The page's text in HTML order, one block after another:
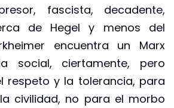
fascista, decadente,
de Hegel y menos del
encuentra un Marx
social, ciertamente, pero
respeto y la tolerancia, para
civilidad, no para el morbo